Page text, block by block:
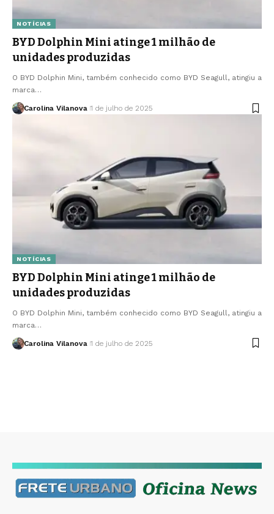
NOTÍCIAS
BYD Dolphin Mini atinge 1 milhão de
unidades produzidas
O BYD Dolphin Mini, também conhecido como BYD Seagull, atingiu a
marca…
Carolina Vilanova 1 de julho de 2025
NOTÍCIAS
BYD Dolphin Mini atinge 1 milhão de
unidades produzidas
O BYD Dolphin Mini, também conhecido como BYD Seagull, atingiu a
marca…
Carolina Vilanova 1 de julho de 2025